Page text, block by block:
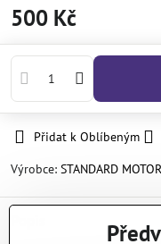
500 Kč
Přidat k Oblíbeným
Výrobce: STANDARD